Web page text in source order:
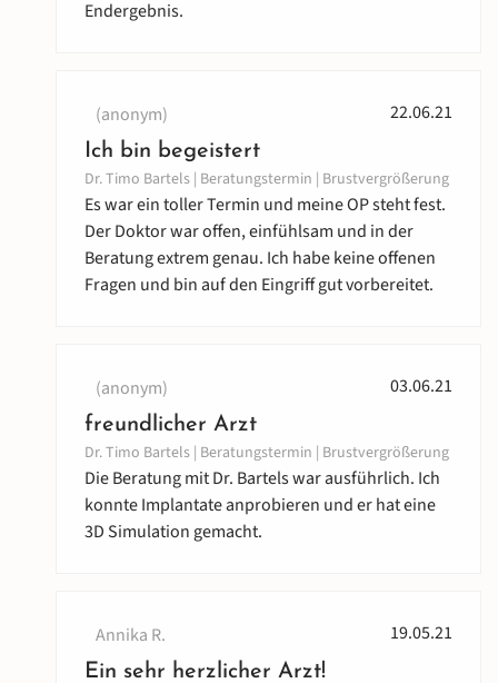
Endergebnis.
(anonym) 22.06.21
Ich bin begeistert
Dr. Timo Bartels | Beratungstermin | Brustvergrößerung
Es war ein toller Termin und meine OP steht fest.
Der Doktor war offen, einfühlsam und in der
Beratung extrem genau. Ich habe keine offenen
Fragen und bin auf den Eingriff gut vorbereitet.
(anonym) 03.06.21
freundlicher Arzt
Dr. Timo Bartels | Beratungstermin | Brustvergrößerung
Die Beratung mit Dr. Bartels war ausführlich. Ich
konnte Implantate anprobieren und er hat eine
3D Simulation gemacht.
Annika R. 19.05.21
Ein sehr herzlicher Arzt!